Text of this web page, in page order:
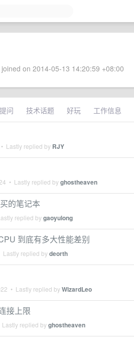
on 2014-05-13 14:20:59 +08:00
提问 技术话题 好玩 工作信息
• Lastly replied by RJY
• Lastly replied byghostheaven
的笔记本
replied bygaoyulong
到底有多大性能差别
Lastly replied bydeorth
• Lastly replied byWizardLeo
接上限
Lastly replied byghostheaven